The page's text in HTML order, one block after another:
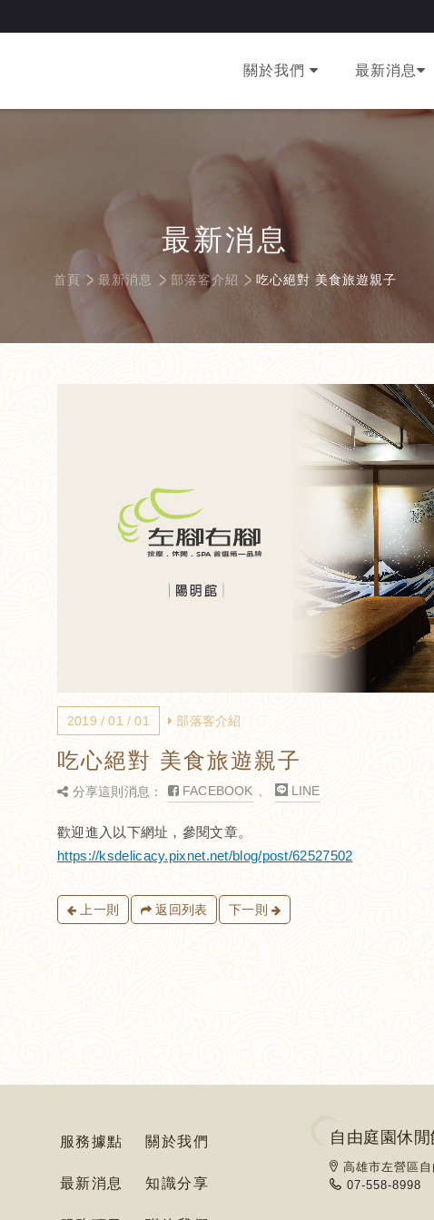
www.googletagmanager.com/ns.html?id=GTM-T4B8KWC4"
關於我們 最新消息
最新消息
首頁 最新消息 部落客介紹 吃心絕對 美食旅遊親子
2019 / 01 / 01 部落客介紹
吃心絕對 美食旅遊親子
分享這則消息： FACEBOOK LINE
歡迎進入以下網址，參閱文章。
https://ksdelicacy.pixnet.net/blog/post/62527502
上一則 返回列表 下一則
服務據點
最新消息
關於我們
知識分享
自由庭園休閒
高雄市左營區
07-558-8998